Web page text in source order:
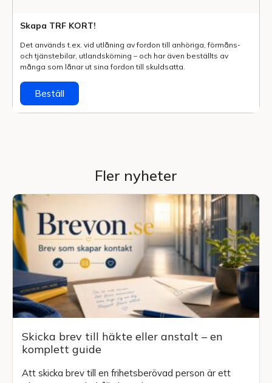
Skapa TRF KORT!
Det används t.ex. vid utlåning av fordon till anhöriga, förmåns-
och tjänstebilar, utlands­körning – och har även beställts av
många som lånar ut sina fordon till skuldsatta.
Beställ
Fler nyheter
Skicka brev till häkte eller anstalt – en
komplett guide
Att skicka brev till en frihetsberövad person är ett